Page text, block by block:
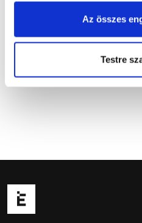
Az összes
Testre
Kapcsolódó cikkek